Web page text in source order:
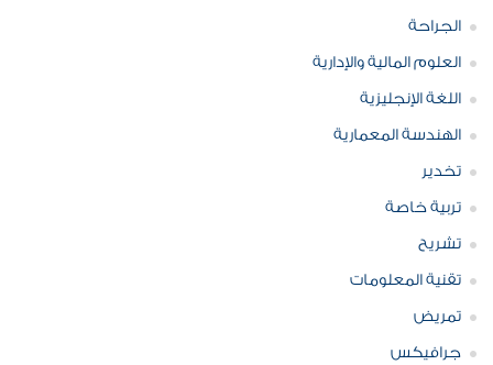
الجراحة
العلوم المالية والإدارية
اللغة الإنجليزية
الهندسة المعمارية
تخدير
تربية خاصة
تشريح
تقنية المعلومات
تمريض
جرافيكس